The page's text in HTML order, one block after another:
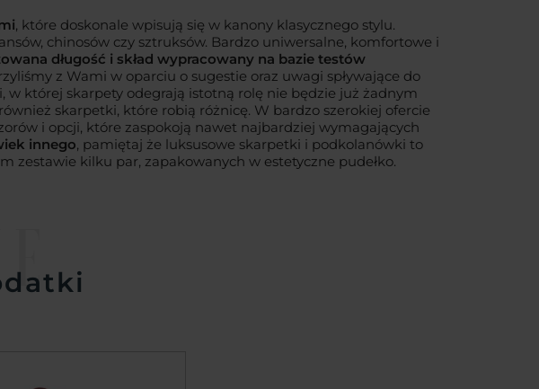
, które doskonale wpisują się w kanony klasycznego stylu.
chinosów czy sztruksów. Bardzo uniwersalne, komfortowe i
długość i skład wypracowany na bazie testów
z Wami w oparciu o sugestie oraz uwagi spływające do
w której skarpety odegrają istotną rolę nie będzie już żadnym
skarpetki, które robią różnicę. W bardzo szerokiej ofercie
i opcji, które zaspokoją nawet najbardziej wymagających
innego, pamiętaj że luksusowe skarpetki i podkolanówki to
zestawie kilku par, zapakowanych w estetyczne pudełko.